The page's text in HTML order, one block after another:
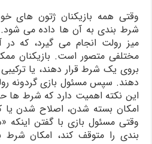
وقتی همه بازیکنان ژتون های
شرط بندی به آن ها داده می
میز رولت انجام می گیرد، که
مختلفی متصور است. بازیکنان
بروی یک شرط قرار دهند، یا
دهند. سپس مسئول بازی گردونه
این نکته اهمیت دارد که شرط ها
امکان بسته شدن، اصلاح شدن یا
وقتی مسئول بازی با گفتن
بندی را متوقف کند، امکان